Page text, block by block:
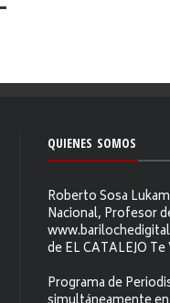
QUIENES SOMOS
Roberto Sosa
Nacional, Profesor
de EL CATALEJO Te
Programa de